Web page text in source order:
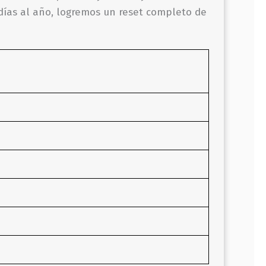
al año, logremos un reset completo de